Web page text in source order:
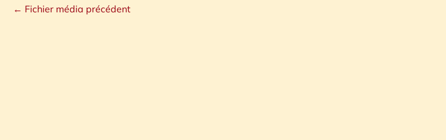
← Fichier média précédent